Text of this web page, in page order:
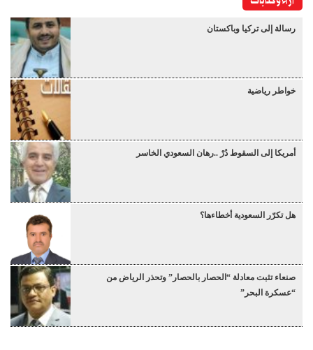
رسالة إلى تركيا وباكستان
خواطر رياضية
أمريكا إلى السقوط دُرْ ..رهان السعودي الخاسر
هل تكرّر السعودية أخطاءها؟
صنعاء تثبت معادلة “الحصار بالحصار” وتحذر الرياض من
“عسكرة البحر”